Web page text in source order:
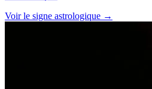
Voir le signe astrologique →